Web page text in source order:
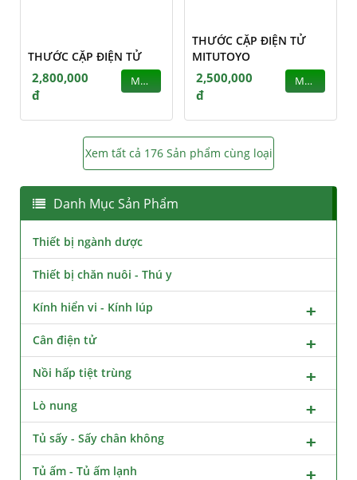
THƯỚC CẶP ĐIỆN TỬ
2,800,000
đ
MUA
THƯỚC CẶP ĐIỆN TỬ
MITUTOYO
2,500,000
đ
MUA
Xem tất cả 176 Sản phẩm cùng loại
Danh Mục Sản Phẩm
Thiết bị ngành dược
Thiết bị chăn nuôi - Thú y
Kính hiển vi - Kính lúp
Cân điện tử
Nồi hấp tiệt trùng
Lò nung
Tủ sấy - Sấy chân không
Tủ ấm - Tủ ấm lạnh